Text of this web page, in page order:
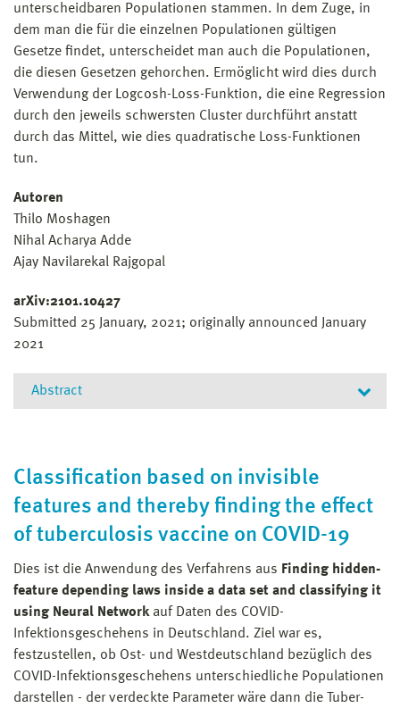
unterscheidbaren Populationen stammen. In dem Zuge, in
dem man die für die einzelnen Populationen gültigen
Gesetze findet, unterscheidet man auch die Populationen,
die diesen Gesetzen gehorchen. Ermöglicht wird dies durch
Verwendung der Logcosh-Loss-Funktion, die eine Regression
durch den jeweils schwersten Cluster durchführt anstatt
durch das Mittel, wie dies quadratische Loss-Funktionen
tun.
Autoren
Thilo Moshagen
Nihal Acharya Adde
Ajay Navilarekal Rajgopal
arXiv:2101.10427
Submitted 25 January, 2021; originally announced January
2021
Abstract
error loss function of not overweighting outliers with
the advantage of the mean square error of continuous
derivative near the mean, which makes the last phase
of learning easier. It is clear, and one experiences it
soon, that in the case of clustered data, an artificial
neural network
with logcosh loss learns the bigger cluster rather than
the mean of the two. Even more so, the ANN, when
used for regression of a set-valued function, will learn a
value close to one of the choices, in other words, one
branch of the set-valued function, while a mean-square-
Classification based on invisible
features and thereby finding the effect
of tuberculosis vaccine on COVID-19
Dies ist die Anwendung des Verfahrens aus Finding hidden-
feature depending laws inside a data set and classifying it
using Neural Networkauf Daten des COVID-
Infektionsgeschehens in Deutschland. Ziel war es,
festzustellen, ob Ost- und Westdeutschland bezüglich des
COVID-Infektionsgeschehens unter­schied­liche Populationen
darstellen - der verdeckte Parameter wäre dann die Tuber­